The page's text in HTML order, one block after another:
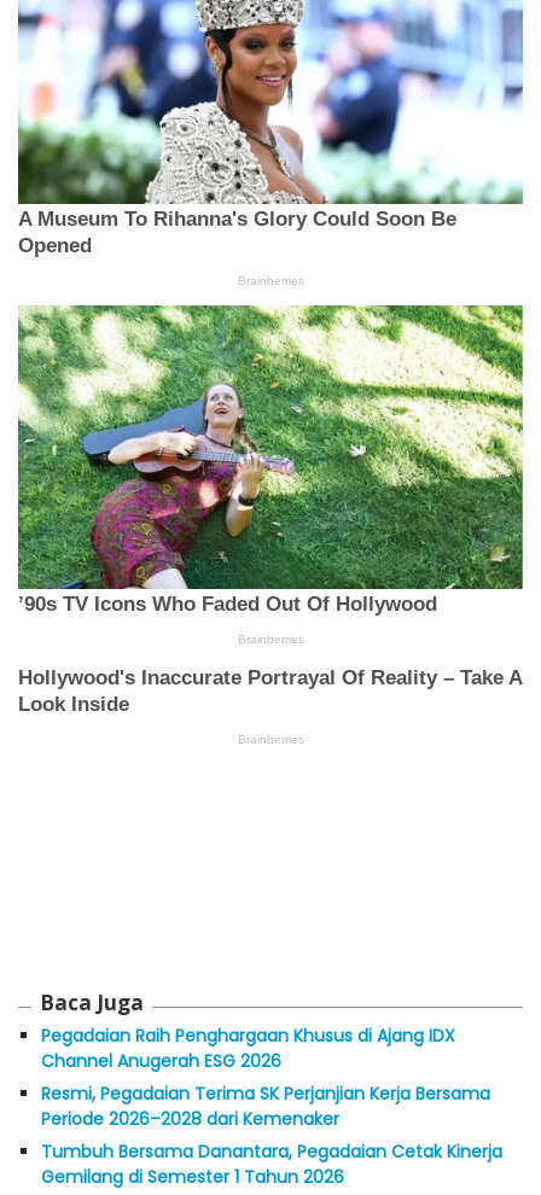
Baca Juga
Pegadaian Raih Penghargaan Khusus di Ajang IDX
Channel Anugerah ESG 2026
Resmi, Pegadaian Terima SK Perjanjian Kerja Bersama
Periode 2026–2028 dari Kemenaker
Tumbuh Bersama Danantara, Pegadaian Cetak Kinerja
Gemilang di Semester 1 Tahun 2026